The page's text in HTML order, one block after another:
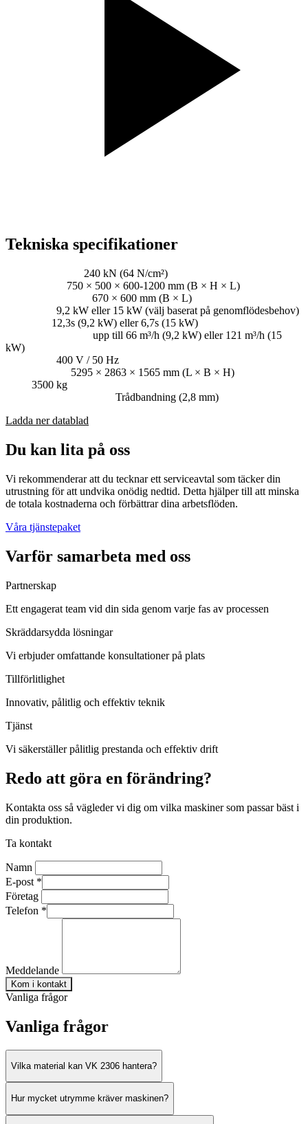
Tekniska specifikationer
240 kN (64 N/cm²)
750 × 500 × 600-1200 mm (B × H × L)
670 × 600 mm (B × L)
9,2 kW eller 15 kW (välj baserat på genomflödesbehov)
12,3s (9,2 kW) eller 6,7s (15 kW)
upp till 66 m³/h (9,2 kW) eller 121 m³/h (15
kW)
400 V / 50 Hz
5295 × 2863 × 1565 mm (L × B × H)
3500 kg
Trådbandning (2,8 mm)
Ladda ner datablad
Du kan lita på oss
Vi rekommenderar att du tecknar ett serviceavtal som täcker din
utrustning för att undvika onödig nedtid. Detta hjälper till att minska
de totala kostnaderna och förbättrar dina arbetsflöden.
Våra tjänstepaket
Varför samarbeta med oss
Partnerskap
Ett engagerat team vid din sida genom varje fas av processen
Skräddarsydda lösningar
Vi erbjuder omfattande konsultationer på plats
Tillförlitlighet
Innovativ, pålitlig och effektiv teknik
Tjänst
Vi säkerställer pålitlig prestanda och effektiv drift
Redo att göra en förändring?
Kontakta oss så vägleder vi dig om vilka maskiner som passar bäst i
din produktion.
Ta kontakt
Namn
E-post *
Företag
Telefon *
Meddelande
Kom i kontakt
Vanliga frågor
Vanliga frågor
Vilka material kan VK 2306 hantera?
Hur mycket utrymme kräver maskinen?